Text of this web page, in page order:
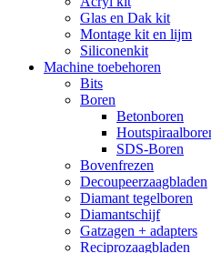
Glas en Dak kit
Montage kit en lijm
Siliconenkit
Machine toebehoren
Bits
Boren
Betonboren
SDS-Boren
Bovenfrezen
Decoupeerzaagbladen
Diamant tegelboren
Diamantschijf
Gatzagen + adapters
Reciprozaagbladen